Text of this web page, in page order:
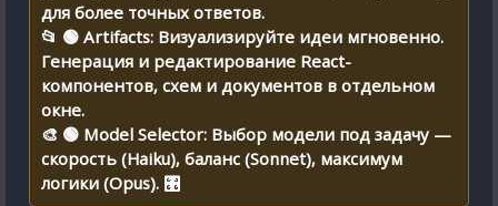
для более точных ответов.
📂 🟢 Artifacts: Визуализируйте идеи мгновенно.
Генерация и редактирование React-
компонентов, схем и документов в отдельном
окне.
🎨 🟢 Model Selector: Выбор модели под задачу —
скорость (Haiku), баланс (Sonnet), максимум
логики (Opus). 🎛️